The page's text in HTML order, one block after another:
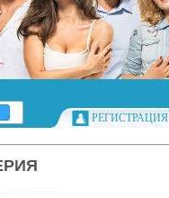
РЕГИСТРАЦИЯ